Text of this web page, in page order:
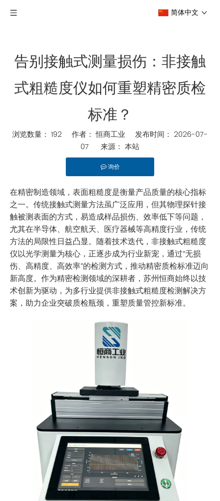
简体中文
告别接触式测量损伤：非接触
式粗糙度仪如何重塑精密质检
标准？
浏览数量： 192 作者： 恒商工业 发布时间： 2026-07-
07 来源： 本站
询价
在精密制造领域，表面粗糙度是衡量产品质量的核心指标
之一。传统接触式测量方法虽广泛应用，但其物理探针接
触被测表面的方式，易造成样品损伤、效率低下等问题，
尤其在半导体、航空航天、医疗器械等高精度行业，传统
方法的局限性日益凸显。随着技术迭代，非接触式粗糙度
仪以光学测量为核心，正逐步成为行业新宠，通过“无损
伤、高精度、高效率”的检测方式，推动精密质检标准迈向
新高度。作为精密检测领域的深耕者，苏州恒商始终以技
术创新为驱动，为多行业提供非接触式粗糙度检测解决方
案，助力企业突破质检瓶颈，重塑质量管控新标准。